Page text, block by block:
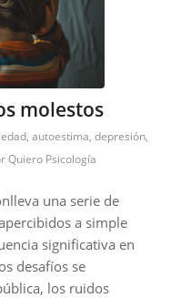
molestos
, autoestima, depresión,
Quiero Psicología
una serie de
a simple
significativa en
desafíos se
los ruidos